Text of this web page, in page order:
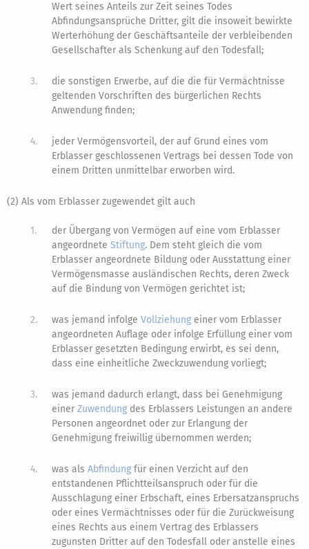
Wert seines Anteils zur Zeit seines Todes
Abfindungsansprüche Dritter, gilt die insoweit bewirkte
Werterhöhung der Geschäftsanteile der verbleibenden
Gesellschafter als Schenkung auf den Todesfall;
3.
die sonstigen Erwerbe, auf die die für Vermächtnisse
geltenden Vorschriften des bürgerlichen Rechts
Anwendung finden;
4.
jeder Vermögensvorteil, der auf Grund eines vom
Erblasser geschlossenen Vertrags bei dessen Tode von
einem Dritten unmittelbar erworben wird.
(2) Als vom Erblasser zugewendet gilt auch
1.
der Übergang von Vermögen auf eine vom Erblasser
angeordneteStiftung. Dem steht gleich die vom
Erblasser angeordnete Bildung oder Ausstattung einer
Vermögensmasse ausländischen Rechts, deren Zweck
auf die Bindung von Vermögen gerichtet ist;
2. was jemand infolgeVollziehung einer vom Erblasser
angeordneten Auflage oder infolge Erfüllung einer vom
Erblasser gesetzten Bedingung erwirbt, es sei denn,
dass eine einheitliche Zweckzuwendung vorliegt;
3.
was jemand dadurch erlangt, dass bei Genehmigung
einerZuwendung des Erblassers Leistungen an andere
Personen angeordnet oder zur Erlangung der
Genehmigung freiwillig übernommen werden;
4. was alsAbfindung für einen Verzicht auf den
entstandenen Pflichtteilsanspruch oder für die
Ausschlagung einer Erbschaft, eines Erbersatzanspruchs
oder eines Vermächtnisses oder für die Zurückweisung
eines Rechts aus einem Vertrag des Erblassers
zugunsten Dritter auf den Todesfall oder anstelle eines